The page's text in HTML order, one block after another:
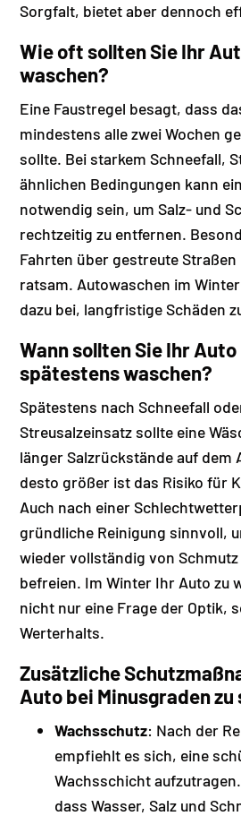
Sorgfalt, bietet aber dennoch
Wie oft sollten Sie Ihr
waschen?
Eine Faustregel besagt, dass
mindestens alle zwei Wochen
sollte. Bei starkem Schneefall,
ähnlichen Bedingungen kann
notwendig sein, um Salz- und
rechtzeitig zu entfernen.
Fahrten über gestreute Straßen
ratsam. Autowaschen im
dazu bei, langfristige Schäden
Wann sollten Sie Ihr
spätestens waschen?
Spätestens nach Schneefall
Streusalzeinsatz sollte eine
länger Salzrückstände auf dem
desto größer ist das Risiko für
Auch nach einer
gründliche Reinigung sinnvoll,
wieder vollständig von
befreien. Im Winter Ihr Auto zu
nicht nur eine Frage der Optik,
Werterhalts.
Zusätzliche
Auto bei Minusgraden zu
Wachsschutz: Nach der
empfiehlt es sich, eine
Wachsschicht
dass Wasser, Salz und